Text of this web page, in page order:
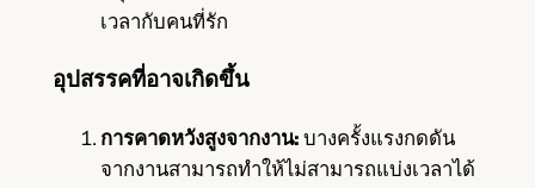
เวลากับคนที่รัก
อุปสรรคที่อาจเกิดขึ้น
การคาดหวังสูงจากงาน: บางครั้งแรงกดดัน
จากงานสามารถทำให้ไม่สามารถแบ่งเวลาได้